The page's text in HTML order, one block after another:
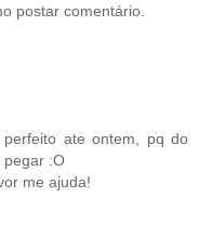
postar comentário.
ate ontem, pq do
pegar :O
me ajuda!